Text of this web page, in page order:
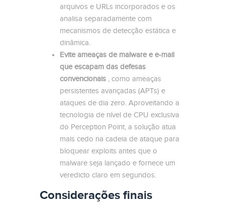
arquivos e URLs incorporados e os
analisa separadamente com
mecanismos de detecção estática e
dinâmica.
Evite ameaças de malware e e-mail
que escapam das defesas
convencionais , como ameaças
persistentes avançadas (APTs) e
ataques de dia zero. Aproveitando a
tecnologia de nível de CPU exclusiva
do Perception Point, a solução atua
mais cedo na cadeia de ataque para
bloquear exploits antes que o
malware seja lançado e fornece um
veredicto claro em segundos.
Considerações finais